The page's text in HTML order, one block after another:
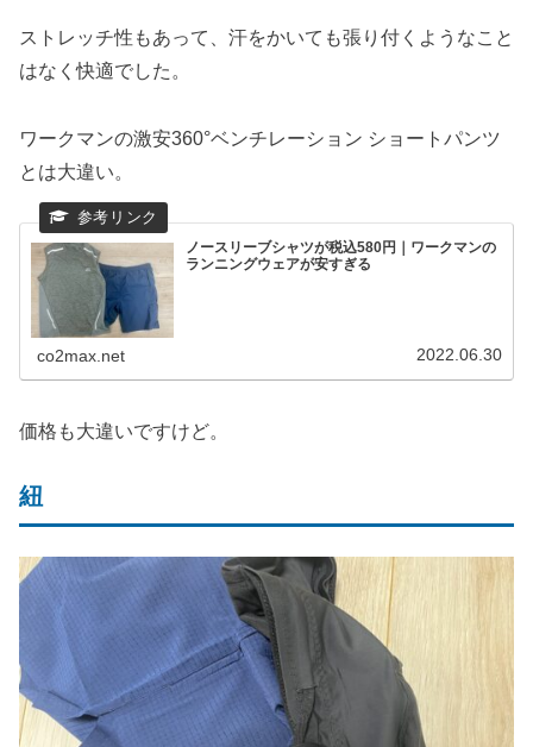
ストレッチ性もあって、汗をかいても張り付くようなこと
はなく快適でした。
ワークマンの激安360°ベンチレーション ショートパンツ
とは大違い。
ノースリーブシャツが税込580円｜ワークマンの
ランニングウェアが安すぎる
co2max.net 2022.06.30
価格も大違いですけど。
紐